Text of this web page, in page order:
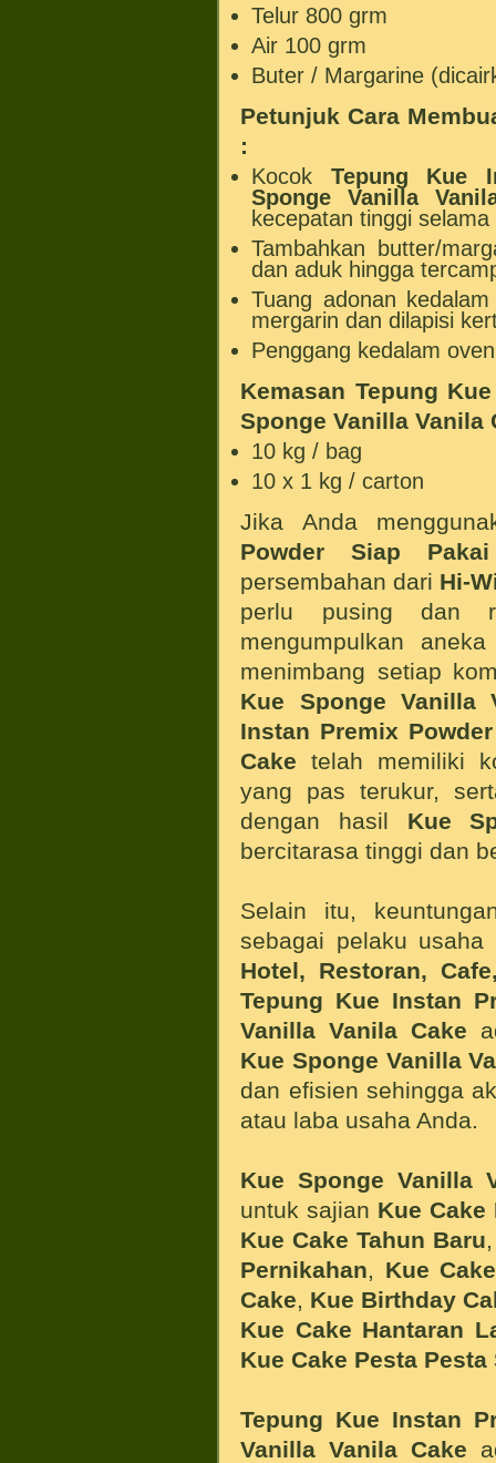
Telur 800 grm
Air 100 grm
Buter / Margarine
Petunjuk Cara
:
Kocok Tepung Kue
Sponge Vanilla
kecepatan tinggi
Tambahkan butter/
dan aduk hingga
Tuang adonan
mergarin dan dilapisi
Penggang kedalam
Kemasan Tepung
Sponge Vanilla Vanila
10 kg / bag
10 x 1 kg / carton
Jika Anda
Powder Siap
persembahan dari Hi-
perlu pusing dan
mengumpulkan
menimbang setiap
Kue Sponge Vanilla
Instan Premix
Cake telah memiliki
yang pas terukur,
dengan hasil Kue
bercitarasa tinggi dan
Selain itu,
sebagai pelaku
Hotel, Restoran,
Tepung Kue Instan
Vanilla Vanila Cake
KueSponge Vanilla
dan efisien sehingga
atau laba usaha Anda.
KueSponge Vanilla
untuk sajian Kue
Kue Cake Tahun Baru
Pernikahan
Kue
Cake
Kue Birthday
Kue Cake Hantaran
Kue Cake Pesta
Tepung Kue Instan
Vanilla Vanila Cake